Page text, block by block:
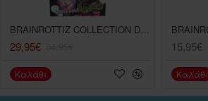
BRAINROTTIZ COLLECTION DOLL 80EK. BALLERINA CAPPUCINA & ICE PRINCESS
29,95€
Καλάθι
15,95€
Καλάθι